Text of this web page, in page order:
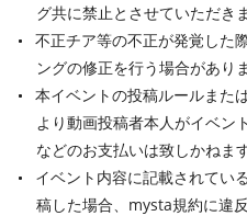
グ共に禁止とさせていただきま
不正チア等の不正が発覚した
ングの修正を行う場合がありま
本イベントの投稿ルールまた
より動画投稿者本人がイベン
などのお支払いは致しかねます
イベント内容に記載されてい
稿した場合、mysta規約に違